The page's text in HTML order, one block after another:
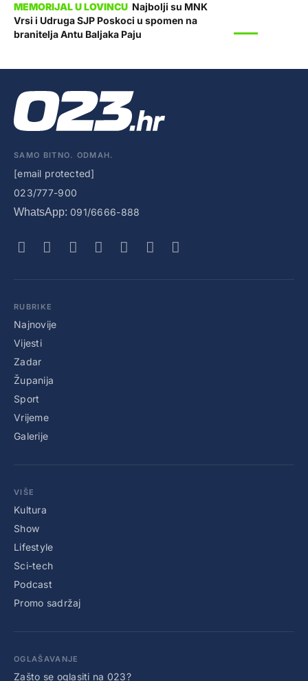
Najbolji su MNK
Vrsi i Udruga SJP Poskoci u spomen na
branitelja Antu Baljaka Paju
SAMO BITNO. ODMAH.
[email protected]
023/777-900
WhatsApp: 091/6666-888
RUBRIKE
Najnovije
Vijesti
Zadar
Županija
Sport
Vrijeme
Galerije
VIŠE
Kultura
Show
Lifestyle
Sci-tech
Podcast
Promo sadržaj
OGLAŠAVANJE
Zašto se oglasiti na 023?